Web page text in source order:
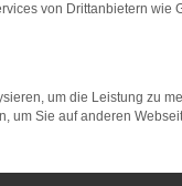
Vogtland
von Drittanbietern wie
um die Leistung zu
Sie auf anderen